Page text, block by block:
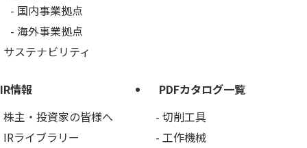
国内事業拠点
海外事業拠点
サステナビリティ
IR情報
株主・投資家の皆様へ
IRライブラリー
PDFカタログ一覧
切削工具
工作機械